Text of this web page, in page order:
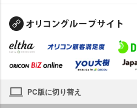
PC版に切り替え